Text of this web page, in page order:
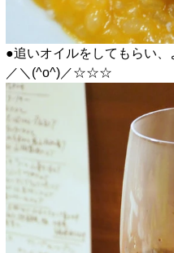
●追いオイルをしてもらい
／＼(^o^)／☆☆☆